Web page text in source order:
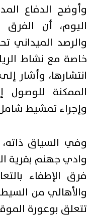
وأوضح الدفاع
اليوم، أن الفرق
والرصد الميداني
خاصة مع نشاط
انتشارها، وأشار
الممكنة للوصول
وإجراء تمشيط
وفي السياق
وادي جهنم بقرية
فرق الإطفاء
والأهالي من
تتعلق بوعورة